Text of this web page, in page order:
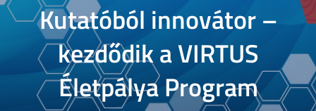
Kutatóból innovátor –
kezdődik a VIRTUS
Életpálya Program